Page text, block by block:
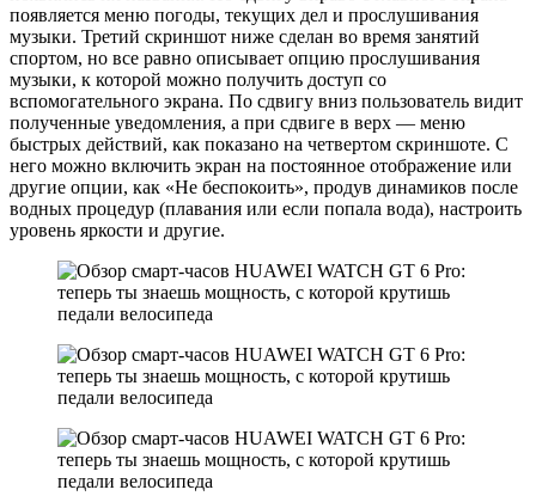
появляется меню погоды, текущих дел и прослушивания
музыки. Третий скриншот ниже сделан во время занятий
спортом, но все равно описывает опцию прослушивания
музыки, к которой можно получить доступ со
вспомогательного экрана. По сдвигу вниз пользователь видит
полученные уведомления, а при сдвиге в верх — меню
быстрых действий, как показано на четвертом скриншоте. С
него можно включить экран на постоянное отображение или
другие опции, как «Не беспокоить», продув динамиков после
водных процедур (плавания или если попала вода), настроить
уровень яркости и другие.